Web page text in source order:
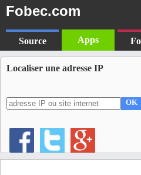
Fobec.com
Source Apps
Localiser une adresse IP
OK